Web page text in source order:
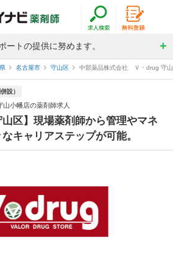
ートの提供に努めます。
名古屋市 守山区 中部薬品株式会社 Ｖ・drug 守
設）
山小幡店の薬剤師求人
山区】現場薬剤師から管理やマネ
キャリアステップが可能。